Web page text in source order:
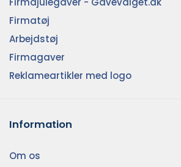
Firmatøj
Arbejdstøj
Firmagaver
Reklameartikler med logo
Information
Om os